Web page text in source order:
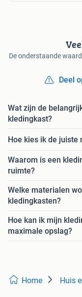
De onderstaande
Deel
Wat zijn de
kledingkast?
Hoe kies ik de juiste
Waarom is een
ruimte?
Welke materialen
kledingkasten?
Hoe kan ik mijn
maximale opslag?
Home Huis